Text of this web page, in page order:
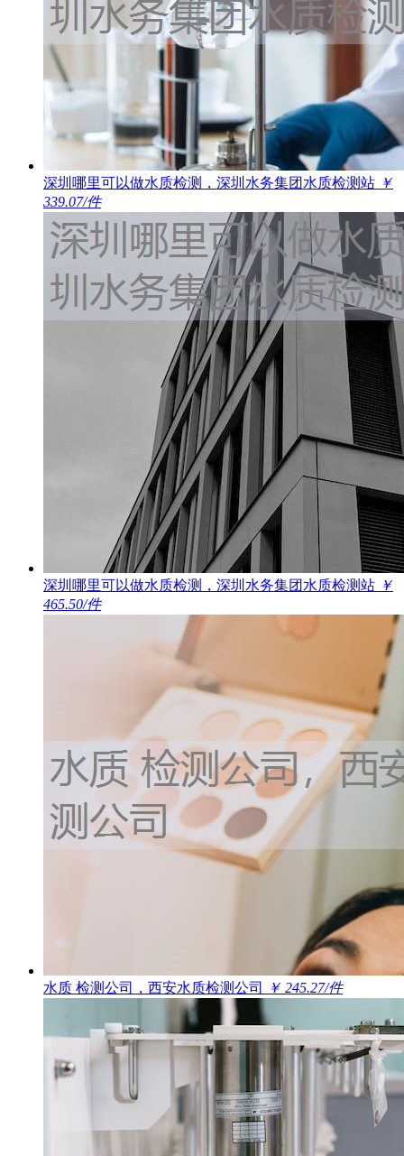
深圳哪里可以做水质检测，深圳水务集团水质检测站 ￥
339.07/件
深圳哪里可以做水质检测，深圳水务集团水质检测站 ￥
465.50/件
水质 检测公司，西安水质检测公司 ￥ 245.27/件